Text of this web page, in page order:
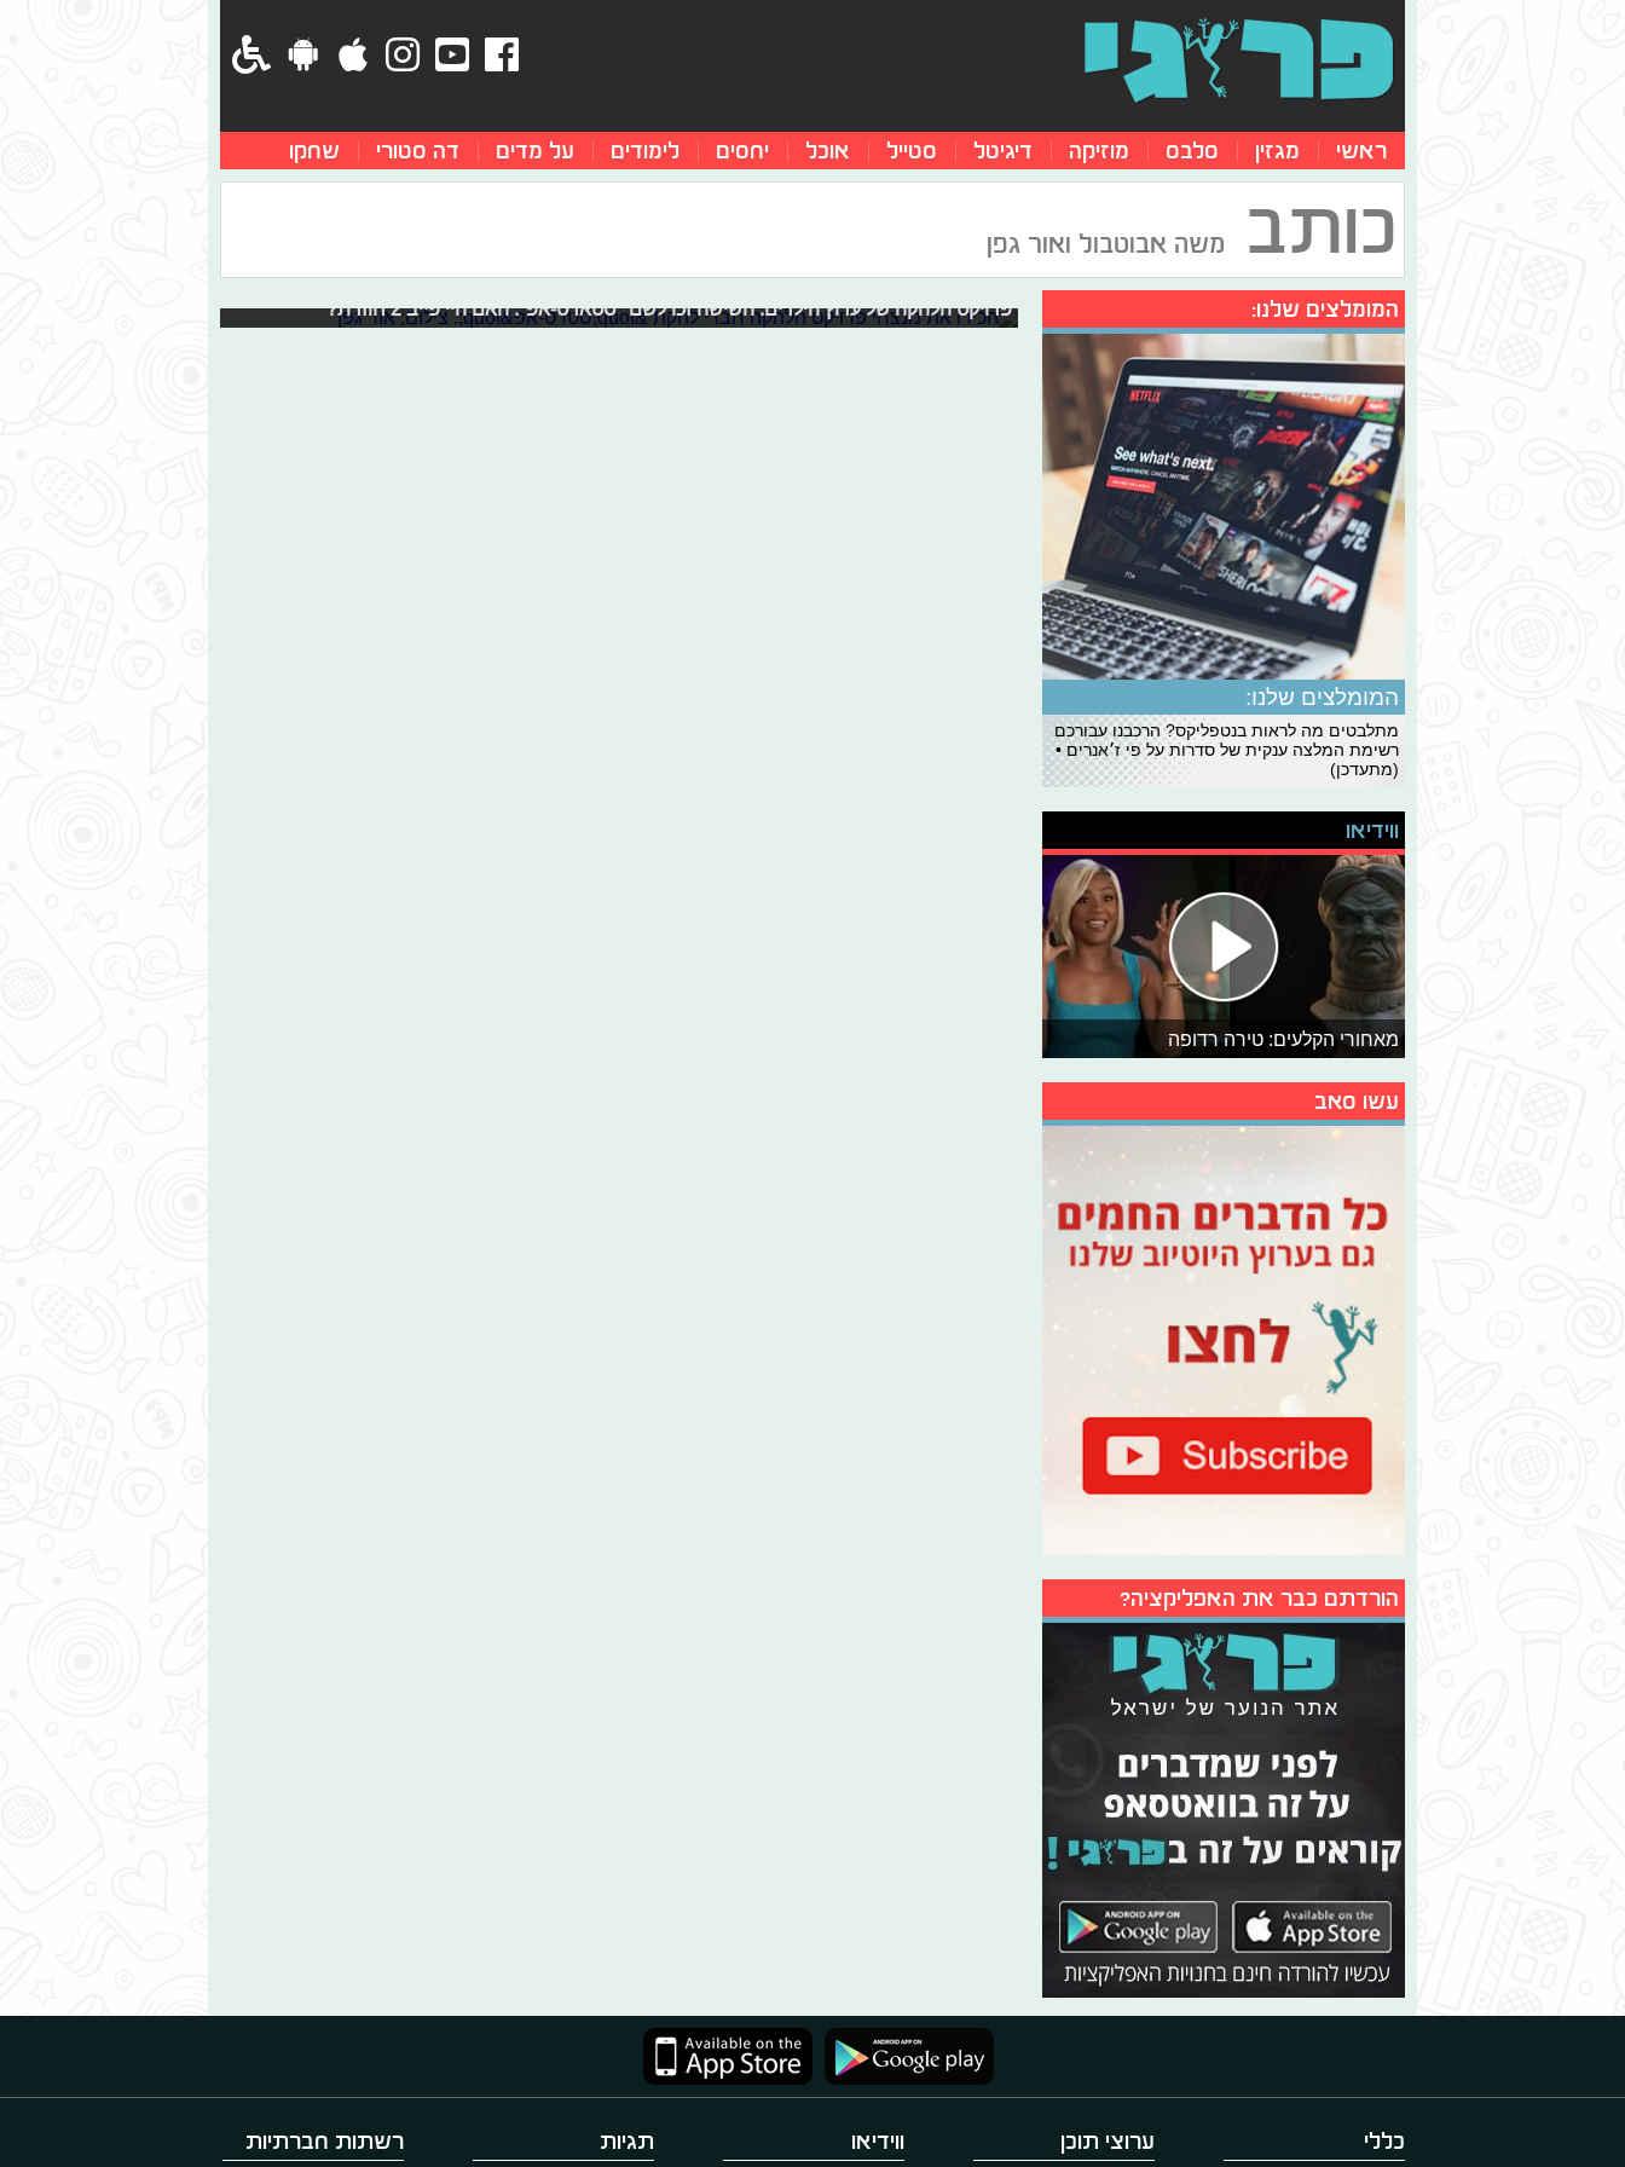
ראשי מגזין סלבס מוזיקה דיגיטל סטייל אוכל יחסים לימודים על מדים דה סטורי שחקו
כותב משה אבוטבול ואור גפןהכירו את מנצחי פרויקט הלהקה
פרויקט הלהקה של ערוץ הילדים. השישה זכו לשם "סטארט-אפ". האם היי פייב 2 חוזרת?
המומלצים שלנו:
המומלצים שלנו:
מתלבטים מה לראות בנטפליקס? הרכבנו עבורכם
רשימת המלצה ענקית של סדרות על פי ז׳אנרים •
(מתעדכן)
ווידיאו
מאחורי הקלעים: טירה רדופה
עשו סאב
הורדתם כבר את האפליקציה?
כללי ערוצי תוכן ווידיאו תגיות רשתות חברתיות